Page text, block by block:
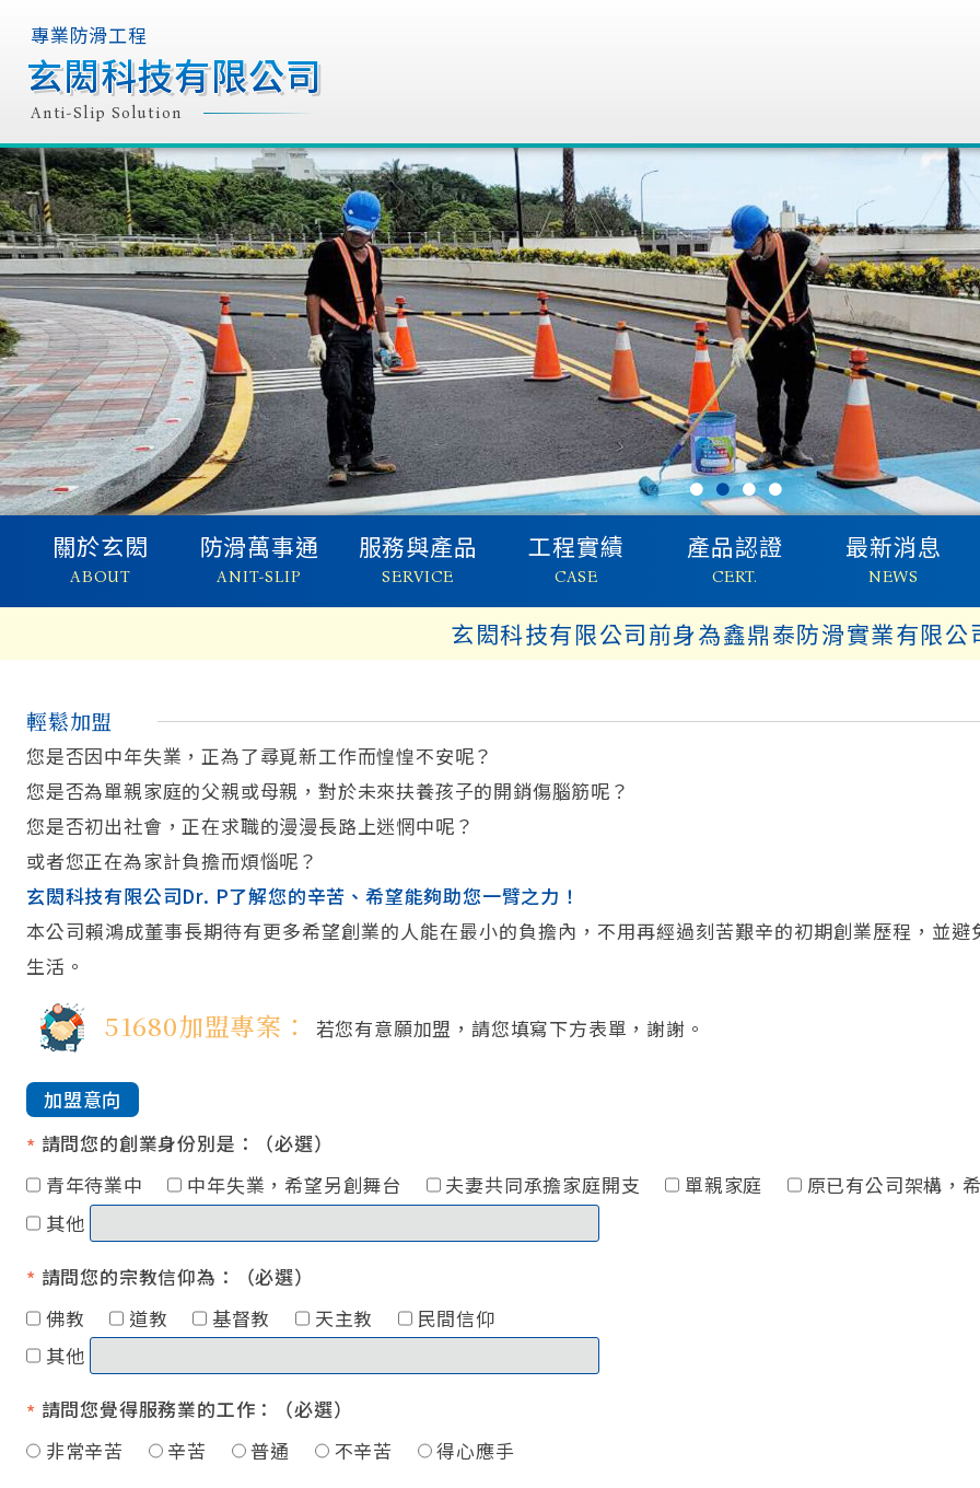
專業防滑工程
玄閎科技有限公司
玄閎科技有限公司
Anti-Slip Solution
● ● ● ●
關於玄閎
ABOUT
經營者感謝
把愛傳出去
防滑萬事通
ANIT-SLIP
服務與產品
SERVICE
防滑產品
安全宅急配
工程實績
CASE
產品認證
CERT.
最新消息
NEWS
玄閎科技有限公司前身為鑫鼎泰防滑實業有限公
輕鬆加盟
您是否因中年失業，正為了尋覓新工作而惶惶不安呢？
您是否為單親家庭的父親或母親，對於未來扶養孩子的開銷傷腦筋呢？
您是否初出社會，正在求職的漫漫長路上迷惘中呢？
或者您正在為家計負擔而煩惱呢？
玄閎科技有限公司Dr. P了解您的辛苦、希望能夠助您一臂之力！
本公司賴鴻成董事長期待有更多希望創業的人能在最小的負擔內，不用再經過刻苦艱辛的初期創業歷程，並
生活。
51680加盟專案： 若您有意願加盟，請您填寫下方表單，謝謝。
加盟意向
* 請問您的創業身份別是：（必選）
青年待業中
中年失業，希望另創舞台 夫妻共同承擔家庭開支 單親家庭
原已有公司架構
其他
* 請問您的宗教信仰為：（必選）
佛教
道教 基督教 天主教
民間信仰
其他
* 請問您覺得服務業的工作：（必選）
非常辛苦
辛苦 普通 不辛苦 得心應手
專業防滑工程
玄閎科技有限公司
玄閎科技有限公司
Anti-Slip Solution